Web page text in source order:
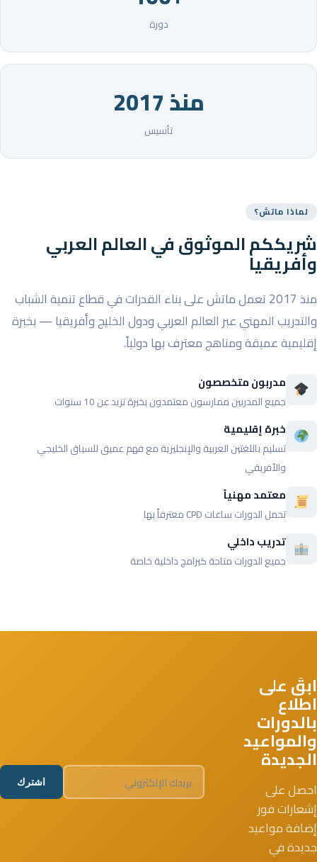
دورة
منذ 2017
تأسيس
لماذا ماتش؟
شريككم الموثوق في العالم العربي
وأفريقيا
منذ 2017 تعمل ماتش على بناء القدرات في قطاع تنمية الشباب
والتدريب المهني عبر العالم العربي ودول الخليج وأفريقيا — بخبرة
إقليمية عميقة ومناهج معترف بها دولياً.
مدربون متخصصون
جميع المدربين ممارسون معتمدون بخبرة تزيد عن 10 سنوات
خبرة إقليمية
تسليم باللغتين العربية والإنجليزية مع فهم عميق للسياق الخليجي
والأفريقي
معتمد مهنياً
تحمل الدورات ساعات CPD معترفاً بها
تدريب داخلي
جميع الدورات متاحة كبرامج داخلية خاصة
ابقَ على
اطلاع
بالدورات
والمواعيد
الجديدة
احصل على
إشعارات فور
إضافة مواعيد
جديدة في
اشترك